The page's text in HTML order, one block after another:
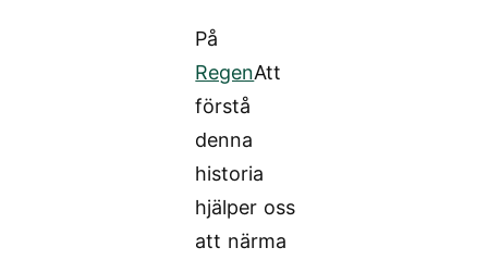
På
RegenAtt
förstå
denna
historia
hjälper oss
att närma